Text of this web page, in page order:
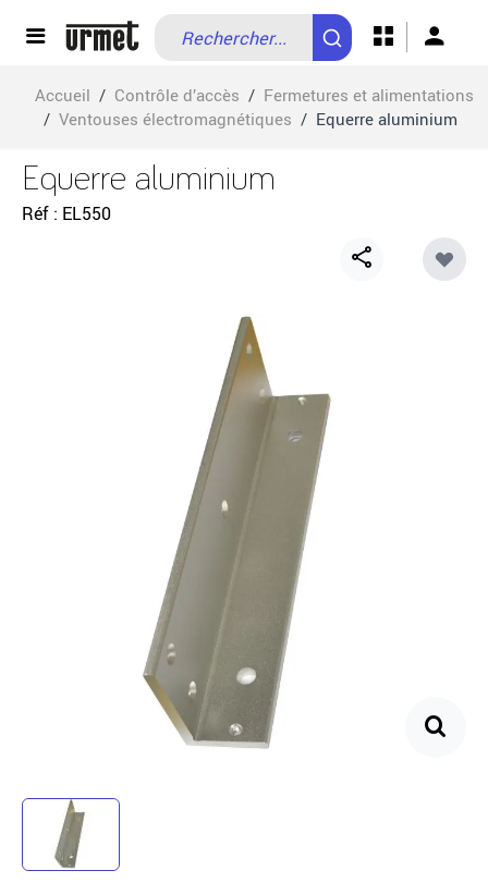
Accueil / Contrôle d’accès / Fermetures et alimentations
/ Ventouses électromagnétiques / Equerre aluminium
Equerre aluminium
Réf EL550